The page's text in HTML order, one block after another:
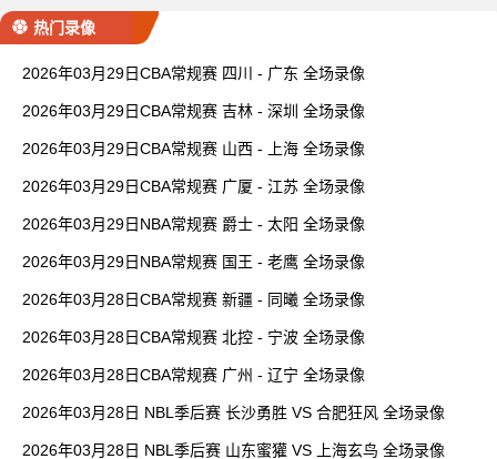
热门录像
2026年03月29日CBA常规赛 四川 - 广东 全场录像
2026年03月29日CBA常规赛 吉林 - 深圳 全场录像
2026年03月29日CBA常规赛 山西 - 上海 全场录像
2026年03月29日CBA常规赛 广厦 - 江苏 全场录像
2026年03月29日NBA常规赛 爵士 - 太阳 全场录像
2026年03月29日NBA常规赛 国王 - 老鹰 全场录像
2026年03月28日CBA常规赛 新疆 - 同曦 全场录像
2026年03月28日CBA常规赛 北控 - 宁波 全场录像
2026年03月28日CBA常规赛 广州 - 辽宁 全场录像
2026年03月28日 NBL季后赛 长沙勇胜 VS 合肥狂风 全场录像
2026年03月28日 NBL季后赛 山东蜜獾 VS 上海玄鸟 全场录像